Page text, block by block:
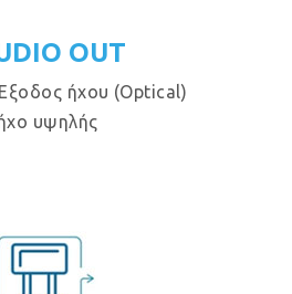
OUT
ήχου (Optical)
υψηλής